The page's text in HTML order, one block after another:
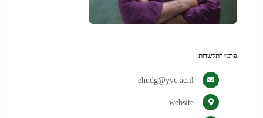
פרטי התקשרות
ehudg@yvc.ac.il
website(נפתח